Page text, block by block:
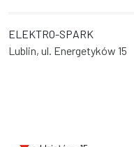
ELEKTRO-SPARK
Lublin, ul. Energetyków 15